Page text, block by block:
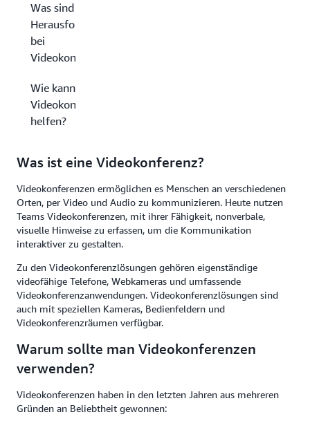
Was sind die
Herausforderungen
bei
Videokonferenzen?
Wie kann AWS bei
Videokonferenzen
helfen?
Was ist eine Videokonferenz?
Videokonferenzen ermöglichen es Menschen an verschiedenen
Orten, per Video und Audio zu kommunizieren. Heute nutzen
Teams Videokonferenzen, mit ihrer Fähigkeit, nonverbale,
visuelle Hinweise zu erfassen, um die Kommunikation
interaktiver zu gestalten.
Zu den Videokonferenzlösungen gehören eigenständige
videofähige Telefone, Webkameras und umfassende
Videokonferenzanwendungen. Videokonferenzlösungen sind
auch mit speziellen Kameras, Bedienfeldern und
Videokonferenzräumen verfügbar.
Warum sollte man Videokonferenzen
verwenden?
Videokonferenzen haben in den letzten Jahren aus mehreren
Gründen an Beliebtheit gewonnen: